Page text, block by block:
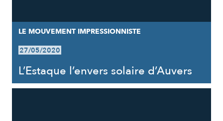
LE MOUVEMENT IMPRESSIONNISTE
27/05/2020
L’Estaque l’envers solaire d’Auvers